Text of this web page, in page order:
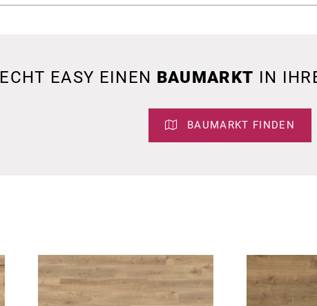
ECHT EASY EINEN BAUMARKT IN
BAUMARKT FINDEN